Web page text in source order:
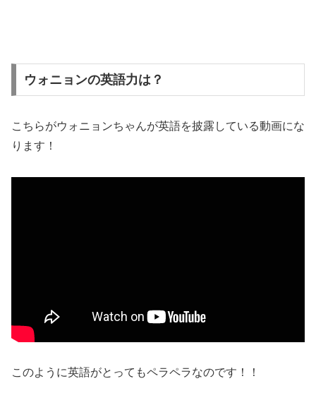
ウォニョンの英語力は？
こちらがウォニョンちゃんが英語を披露している動画にな
ります！
このように英語がとってもペラペラなのです！！